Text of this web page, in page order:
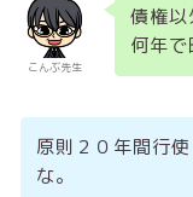
こんぶ先生
債権
何年で
原則２０年間行
な。